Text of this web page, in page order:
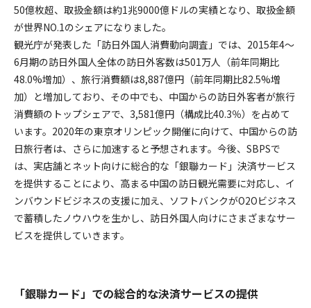
50億枚超、取扱金額は約1兆9000億ドルの実績となり、取扱金額
が世界NO.1のシェアになりました。
観光庁が発表した「訪日外国人消費動向調査」では、2015年4～
6月期の訪日外国人全体の訪日外客数は501万人（前年同期比
48.0%増加）、旅行消費額は8,887億円（前年同期比82.5%増
加）と増加しており、その中でも、中国からの訪日外客者が旅行
消費額のトップシェアで、3,581億円（構成比40.3％）を占めて
います。2020年の東京オリンピック開催に向けて、中国からの訪
日旅行者は、さらに加速すると予想されます。今後、SBPSで
は、実店舗とネット向けに総合的な「銀聯カード」決済サービス
を提供することにより、高まる中国の訪日観光需要に対応し、イ
ンバウンドビジネスの支援に加え、ソフトバンクがO2Oビジネス
で蓄積したノウハウを生かし、訪日外国人向けにさまざまなサー
ビスを提供していきます。
「銀聯カード」での総合的な決済サービスの提供